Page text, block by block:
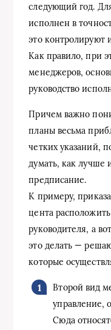
следующий год.
исполнен в
это контролируют
Как правило, при
менеджеров,
руководство
Причем важно
планы весьма
четких указаний,
думать, как лучше
предписание.
К примеру,
цента
руководителя, а
это делать —
которые
Второй вид
управление,
Сюда